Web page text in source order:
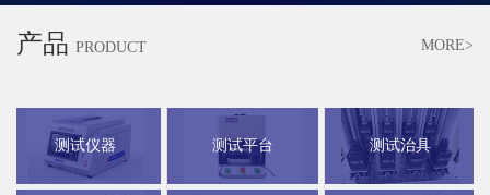
产品 PRODUCT MORE>
测试仪器 测试平台 测试治具